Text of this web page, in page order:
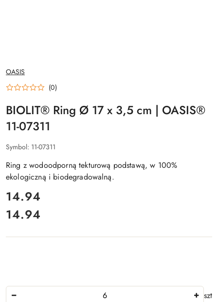
NAZWA
PRODUCENTA:
OASIS
(0)
BIOLIT® Ring Ø 17 x 3,5 cm | OASIS®
11-07311
Symbol: 11-07311
Ring z wodoodporną tekturową podstawą, w 100%
ekologiczną i biodegradowalną.
cena:
14.94
Cena:
14.94
Ilość
szt